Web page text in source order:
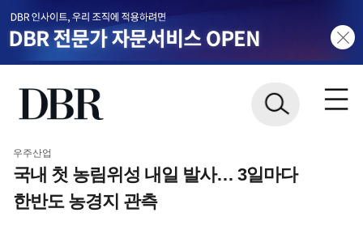
우주산업
국내 첫 농림위성 내일 발사… 3일마다
한반도 농경지 관측